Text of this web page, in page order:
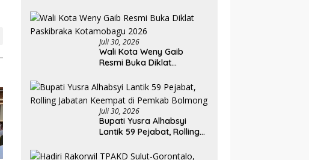
Resmi Tetapkan Status
Siaga Darurat Bencana
Juli 30, 2026
Wali Kota Weny Gaib
Resmi Buka Diklat
2026
Juli 30, 2026
Bupati Yusra Alhabsyi
Lantik 59 Pejabat, Rolling
Pemkab Bolmong